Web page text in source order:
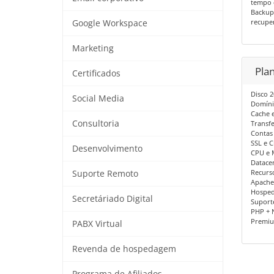
Google Workspace
Marketing
Certificados
Social Media
Consultoria
Desenvolvimento
Suporte Remoto
Secretáriado Digital
PABX Virtual
Revenda de hospedagem
tempo
Disco
Cache
Contas
SSL e
CPU e
PHP +